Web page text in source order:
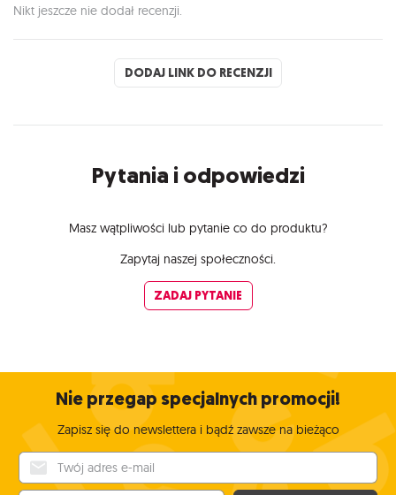
Nikt jeszcze nie dodał recenzji.
DODAJ LINK DO RECENZJI
Pytania i odpowiedzi
Masz wątpliwości lub pytanie co do produktu?
Zapytaj naszej społeczności.
ZADAJ PYTANIE
Nie przegap specjalnych promocji!
Zapisz się do newslettera i bądź zawsze na bieżąco